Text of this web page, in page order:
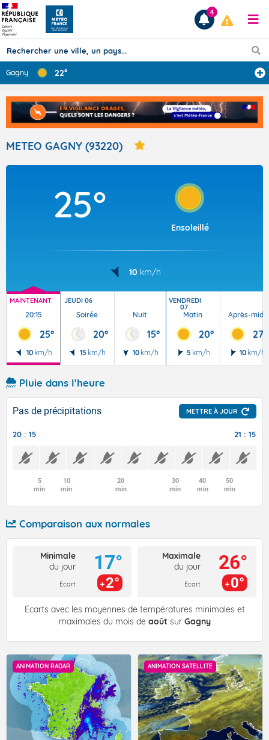
Prévisions
TOUS LES RÉSULTATS
Articles
4
Gagny 22°
METEO GAGNY (93220)
25°
Ensoleillé
10 km/h
MAINTENANT
20:15
25°
10 km/h
JEUDI 06
Soirée
20°
15 km/h
Nuit
15°
10 km/h
VENDREDI
07
Matin
20°
5 km/h
Après-midi
27°
10 km/h
Pluie dans l'heure
Pas de précipitations METTRE À JOUR
20 : 15 21 : 15
5
min
10
min
20
min
30
min
40
min
50
min
Comparaison aux normales
Minimale
du jour
Ecart
17°
2°
Maximale
du jour
Ecart
26°
0°
Écarts avec les moyennes de températures minimales et
maximales du mois de août sur Gagny
ANIMATION RADAR ANIMATION SATELLITE